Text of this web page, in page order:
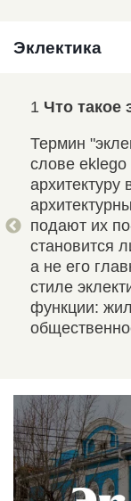
Эклектика
1 Что такое
Термин
слове
архитектуру
подают их
становится
а не его
стиле
функции: